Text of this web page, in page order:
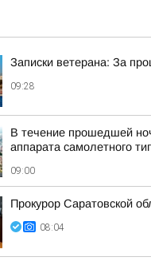
Записки ветерана: За
09:28
В течение прошедшей
аппарата самолетного
09:00
Прокурор Саратовской
08:04